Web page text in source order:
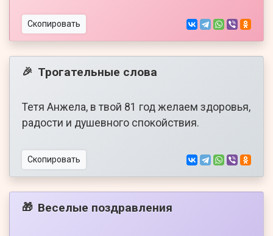
Скопировать
🎉 Трогательные слова
Тетя Анжела, в твой 81 год желаем здоровья,
радости и душевного спокойствия.
Скопировать
🎁 Веселые поздравления